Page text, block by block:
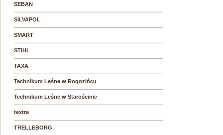
SEBAN
SILVAPOL
SMART
STIHL
TAXA
Technikum Leśne w Rogozińcu
Technikum Leśne w Starościnie
textra
TRELLEBORG